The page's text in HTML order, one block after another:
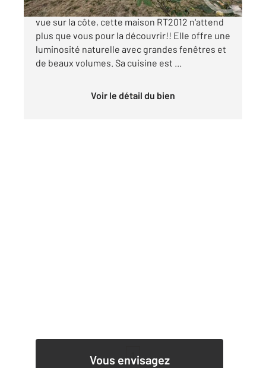
Située dans un cadre de vie au calme et avec
vue sur la côte, cette maison RT2012 n'attend
plus que vous pour la découvrir!! Elle offre une
luminosité naturelle avec grandes fenêtres et
de beaux volumes. Sa cuisine est ...
Voir le détail du bien
Vous envisagez